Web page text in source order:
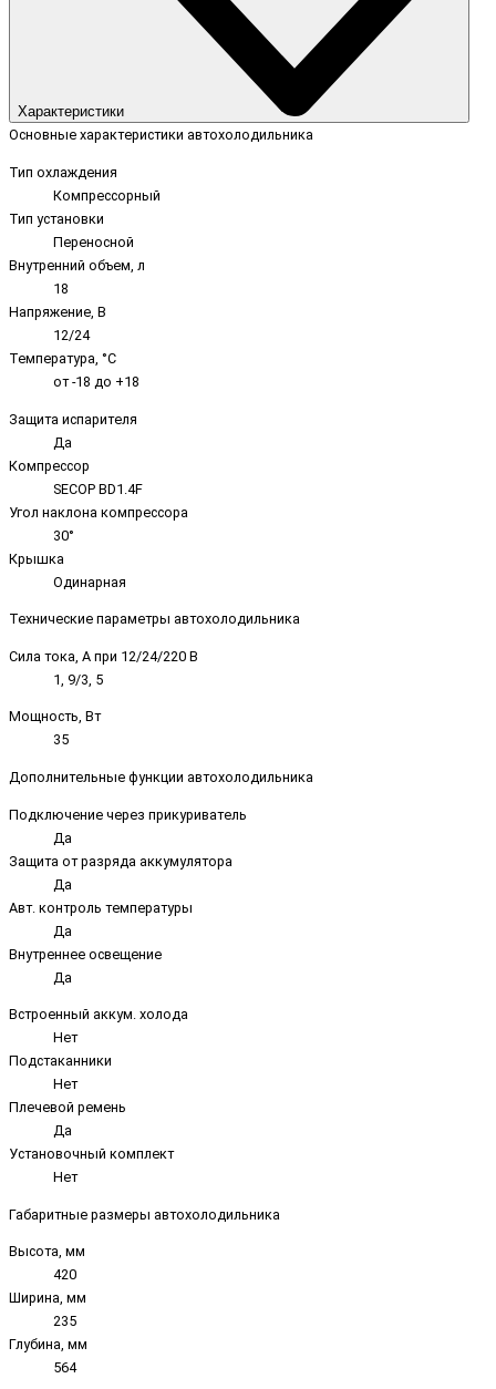
Характеристики
Основные характеристики автохолодильника
Тип охлаждения
Компрессорный
Тип установки
Переносной
Внутренний объем, л
18
Напряжение, В
12/24
Температура, °C
от -18 до +18
Защита испарителя
Да
Компрессор
SECOP BD1.4F
Угол наклона компрессора
30°
Крышка
Одинарная
Технические параметры автохолодильника
Сила тока, А при 12/24/220 В
1, 9/3, 5
Мощность, Вт
35
Дополнительные функции автохолодильника
Подключение через прикуриватель
Да
Защита от разряда аккумулятора
Да
Авт. контроль температуры
Да
Внутреннее освещение
Да
Встроенный аккум. холода
Нет
Подстаканники
Нет
Плечевой ремень
Да
Установочный комплект
Нет
Габаритные размеры автохолодильника
Высота, мм
420
Ширина, мм
235
Глубина, мм
564